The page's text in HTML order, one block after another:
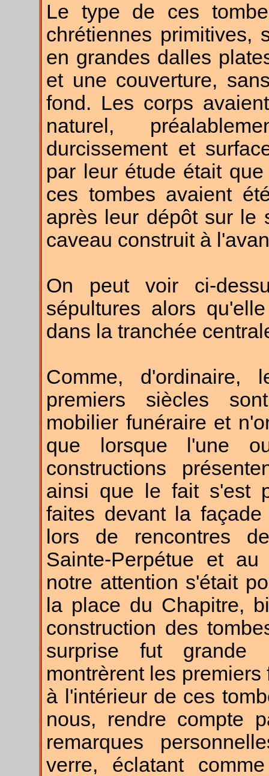
Le type de ces
chrétiennes primitives,
en grandes dalles
et une couverture,
fond. Les corps
naturel,
durcissement et
par leur étude était
ces tombes avaient
après leur dépôt sur le
caveau construit à
On peut voir ci-
sépultures alors
dans la tranchée
Comme, d'ordinaire,
premiers siècles
mobilier funéraire et
que lorsque l'une
constructions
ainsi que le fait s'est
faites devant la
lors de rencontres
Sainte-Perpétue et
notre attention s'était
la place du Chapitre,
construction des
surprise fut grande
montrèrent les
à l'intérieur de ces
nous, rendre compte
remarques
verre, éclatant